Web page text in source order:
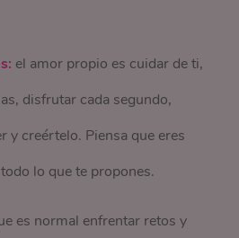
el amor propio es cuidar de ti,
disfrutar cada segundo,
y creértelo. Piensa que eres
lo que te propones.
es normal enfrentar retos y